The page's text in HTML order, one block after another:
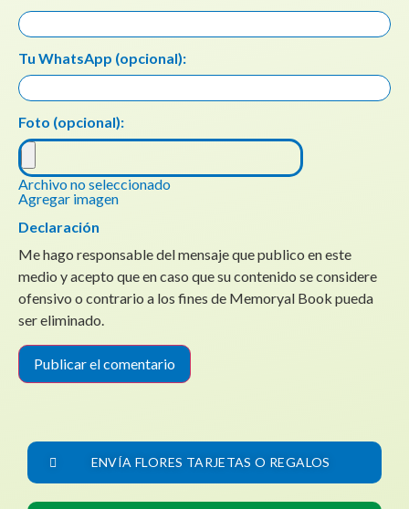
ENVÍA FLORES TARJETAS O REGALOS
Tu WhatsApp (opcional):
Foto (opcional):
Archivo no seleccionado
Agregar imagen
Declaración
Me hago responsable del mensaje que publico en este
medio y acepto que en caso que su contenido se considere
ofensivo o contrario a los fines de Memoryal Book pueda
ser eliminado.